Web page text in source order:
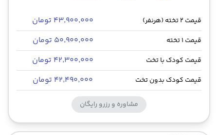
قیمت 2 تخته (هرنفر) ۴۳٬۹۰۰٬۰۰۰ تومان
قیمت 1 تخته ۵۰٬۹۰۰٬۰۰۰ تومان
قیمت کودک با تخت ۴۲٬۳۰۰٬۰۰۰ تومان
قیمت کودک بدون تخت ۴۲٬۴۹۰٬۰۰۰ تومان
مشاوره و رزرو رایگان